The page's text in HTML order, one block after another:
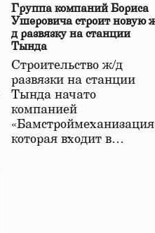
Группа компаний Бориса
Ушеровича строит новую
д развязку на станции
Тында
Строительство ж/д
развязки на станции
Тында начато
компанией
которая входит в…